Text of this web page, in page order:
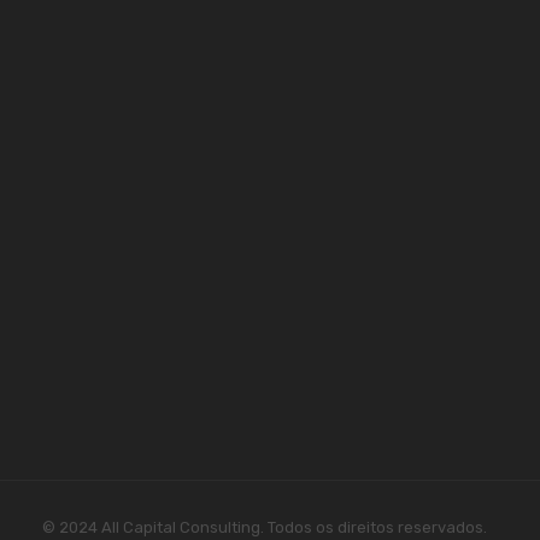
© 2024 All Capital Consulting. Todos os direitos reservados.